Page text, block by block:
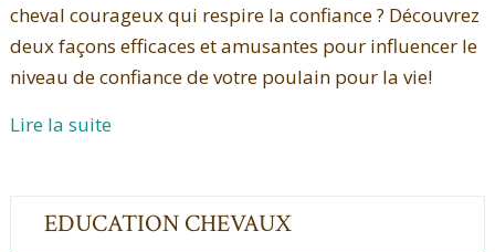
cheval courageux qui respire la confiance ? Découvrez
deux façons efficaces et amusantes pour influencer le
niveau de confiance de votre poulain pour la vie!
Lire la suite
EDUCATION CHEVAUX